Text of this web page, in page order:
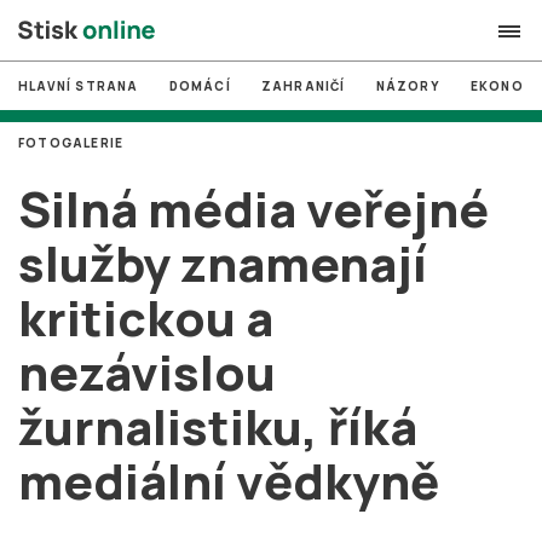
search
# MUNI
# Brno
# volby
login PŘIHLÁSIT SE
Zapomněli jste heslo?
HLAVNÍ STRANA DOMÁCÍ ZAHRANIČÍ NÁZORY
Silná média veřejné
služby znamenají
kritickou a
nezávislou
žurnalistiku, říká
mediální vědkyně
FOTOGALERIE